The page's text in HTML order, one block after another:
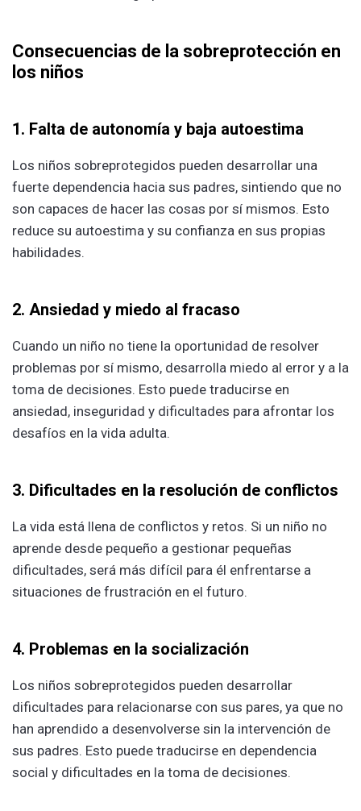
Consecuencias de la sobreprotección en
los niños
1. Falta de autonomía y baja autoestima
Los niños sobreprotegidos pueden desarrollar una
fuerte dependencia hacia sus padres, sintiendo que no
son capaces de hacer las cosas por sí mismos. Esto
reduce su autoestima y su confianza en sus propias
habilidades.
2. Ansiedad y miedo al fracaso
Cuando un niño no tiene la oportunidad de resolver
problemas por sí mismo, desarrolla miedo al error y a la
toma de decisiones. Esto puede traducirse en
ansiedad, inseguridad y dificultades para afrontar los
desafíos en la vida adulta.
3. Dificultades en la resolución de conflictos
La vida está llena de conflictos y retos. Si un niño no
aprende desde pequeño a gestionar pequeñas
dificultades, será más difícil para él enfrentarse a
situaciones de frustración en el futuro.
4. Problemas en la socialización
Los niños sobreprotegidos pueden desarrollar
dificultades para relacionarse con sus pares, ya que no
han aprendido a desenvolverse sin la intervención de
sus padres. Esto puede traducirse en dependencia
social y dificultades en la toma de decisiones.